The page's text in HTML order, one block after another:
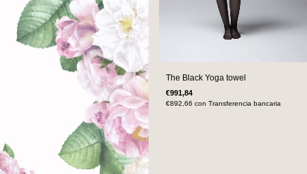
The Black Yoga towel
€991,84
€892,66 con Transferencia bancaria